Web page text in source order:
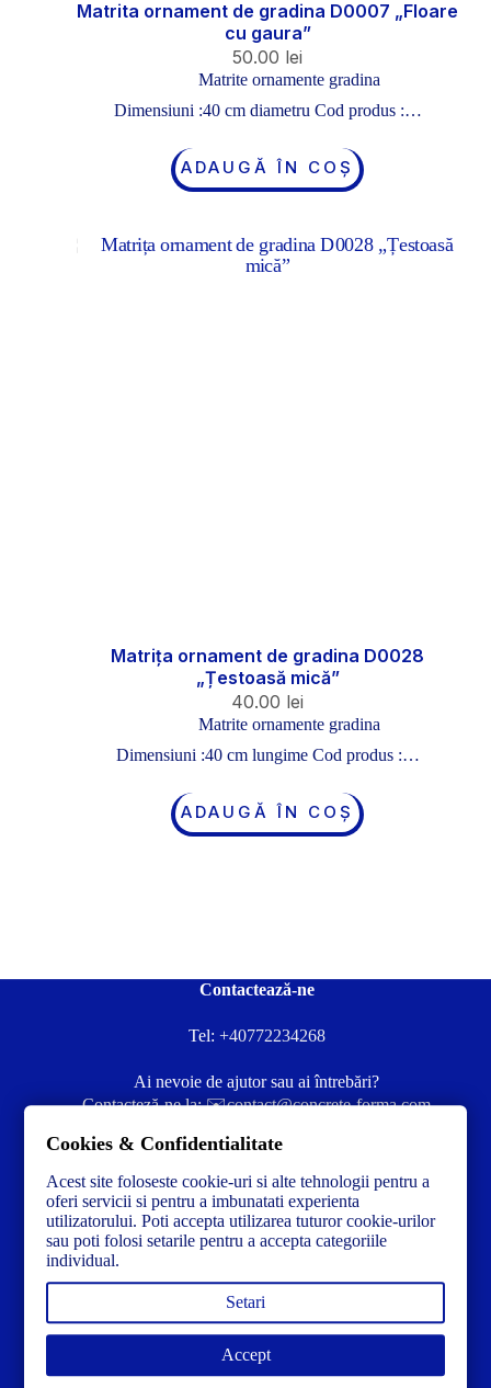
Matrita ornament de gradina D0007 „Floare
cu gaura”
50.00 lei
Matrite ornamente gradina
Dimensiuni :40 cm diametru Cod produs :…
ADAUGĂ ÎN COȘ
Matrița ornament de gradina D0028
„Țestoasă mică”
40.00 lei
Matrite ornamente gradina
Dimensiuni :40 cm lungime Cod produs :…
ADAUGĂ ÎN COȘ
Contactează-ne
Tel: +40772234268
Ai nevoie de ajutor sau ai întrebări?
Contacteză-ne la:✉️contact@concrete-forma.com
Link-uri utile
Cookies & Confidentialitate
Acest site foloseste cookie-uri si alte tehnologii pentru a
oferi servicii si pentru a imbunatati experienta
utilizatorului. Poti accepta utilizarea tuturor cookie-urilor
sau poti folosi setarile pentru a accepta categoriile
individual.
Setari
Accept